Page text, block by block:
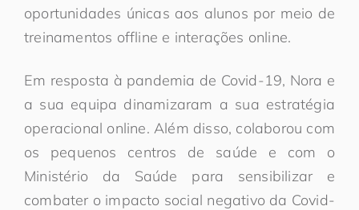
oportunidades únicas aos alunos por meio de
treinamentos offline e interações online.
Em resposta à pandemia de Covid-19, Nora e
a sua equipa dinamizaram a sua estratégia
operacional online. Além disso, colaborou com
os pequenos centros de saúde e com o
Ministério da Saúde para sensibilizar e
combater o impacto social negativo da Covid-